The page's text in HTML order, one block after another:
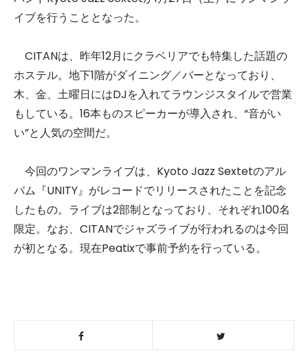
イブを行うこととなった。
CITANは、昨年12月にクラベリアでも特集した話題の
ホステル。地下1階がダイニング／バーとなっており、
木、金、土曜日にはDJを入れてラウンジスタイルで営業
もしている。16本ものスピーカーが導入され、“音がい
い”と人気の空間だ。
今回のワンマンライブは、Kyoto Jazz Sextetのアル
バム『UNITY』がレコードでリリースされたことを記念
したもの。ライブは2部制となっており、それぞれ100名
限定。なお、CITANでジャズライブが行われるのは今回
が初となる。現在Peatixで事前予約を行っている。